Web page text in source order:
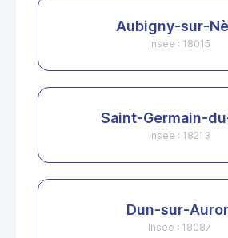
Aubigny-sur-
Insee : 18015
Saint-Germain-
Insee : 18213
Dun-sur-
Insee : 18087